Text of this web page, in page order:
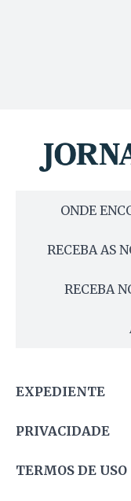
ONDE
RECEBA AS
RECEBA
EXPEDIENTE
PRIVACIDADE
TERMOS DE USO